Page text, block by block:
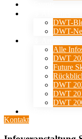
DWT-
DWT-
Alle
DWT
Future
DWT
DWT
DWT
Kontakt